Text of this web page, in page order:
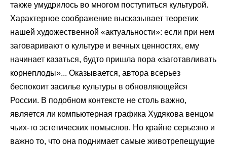
также умудрилось во многом поступиться культурой.
Характерное соображение высказывает теоретик
нашей художественной «актуальности»: если при нем
заговаривают о культуре и вечных ценностях, ему
начинает казаться, будто пришла пора «заготавливать
корнеплоды»... Оказывается, автора всерьез
беспокоит засилье культуры в обновляющейся
России. В подобном контексте не столь важно,
является ли компьютерная графика Худякова венцом
чьих-то эстетических помыслов. Но крайне серьезно и
важно то, что она поднимает самые животрепещущие